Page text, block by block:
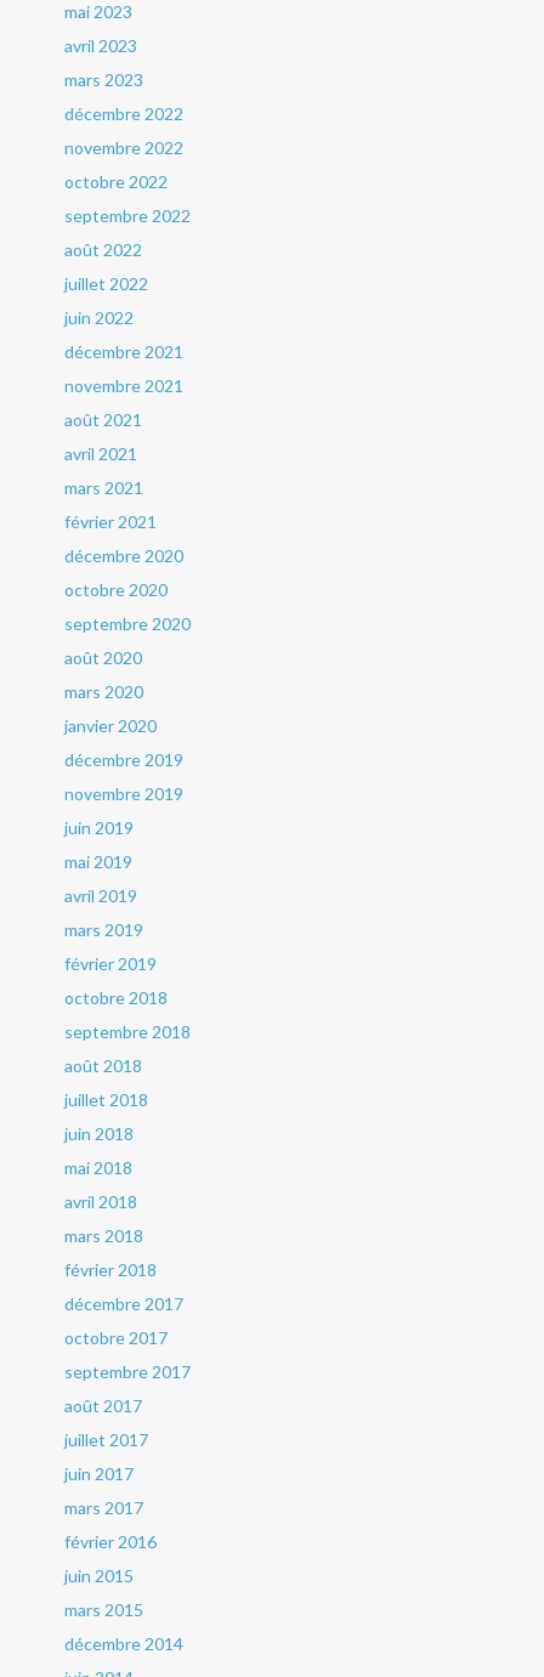
mai 2023
avril 2023
mars 2023
décembre 2022
novembre 2022
octobre 2022
septembre 2022
août 2022
juillet 2022
juin 2022
décembre 2021
novembre 2021
août 2021
avril 2021
mars 2021
février 2021
décembre 2020
octobre 2020
septembre 2020
août 2020
mars 2020
janvier 2020
décembre 2019
novembre 2019
juin 2019
mai 2019
avril 2019
mars 2019
février 2019
octobre 2018
septembre 2018
août 2018
juillet 2018
juin 2018
mai 2018
avril 2018
mars 2018
février 2018
décembre 2017
octobre 2017
septembre 2017
août 2017
juillet 2017
juin 2017
mars 2017
février 2016
juin 2015
mars 2015
décembre 2014